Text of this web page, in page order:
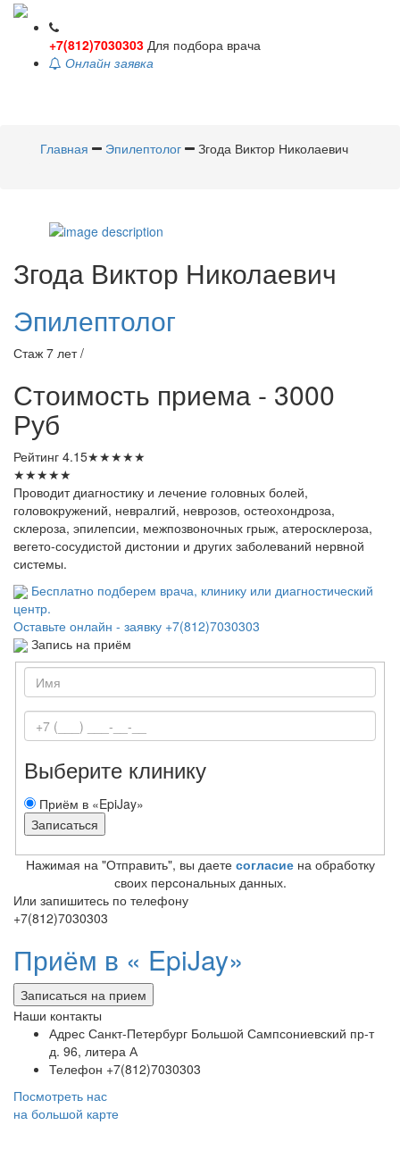
+7(812)7030303 Для подбора врача
Онлайн заявка
Главная
Эпилептолог Згода Виктор Николаевич
Згода Виктор Николаевич
Эпилептолог
Стаж 7 лет /
Стоимость приема - 3000
Руб
Рейтинг 4.15★★★★★
★★★★★
Проводит диагностику и лечение головных болей,
головокружений, невралгий, неврозов, остеохондроза,
склероза, эпилепсии, межпозвоночных грыж, атеросклероза,
вегето-сосудистой дистонии и других заболеваний нервной
системы.
Бесплатно подберем врача, клинику или диагностический
центр.
Оставьте онлайн - заявку +7(812)7030303
Запись на приём
Выберите клинику
Приём в «EpiJay»
Нажимая на "Отправить", вы даете согласиена обработку
своих персональных данных.
Или запишитесь по телефону
+7(812)7030303
Приём в « EpiJay»
Записаться на прием
Наши контакты
Адрес Санкт-Петербург Большой Сампсониевский пр-т
д. 96, литера А
Телефон +7(812)7030303
Посмотреть нас
на большой карте